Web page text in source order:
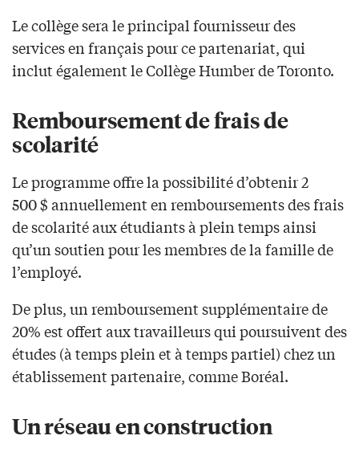
Le collège sera le principal fournisseur des
services en français pour ce partenariat, qui
inclut également le Collège Humber de Toronto.
Remboursement de frais de
scolarité
Le programme offre la possibilité d’obtenir 2
500 $ annuellement en remboursements des frais
de scolarité aux étudiants à plein temps ainsi
qu’un soutien pour les membres de la famille de
l’employé.
De plus, un remboursement supplémentaire de
20% est offert aux travailleurs qui poursuivent des
études (à temps plein et à temps partiel) chez un
établissement partenaire, comme Boréal.
Un réseau en construction